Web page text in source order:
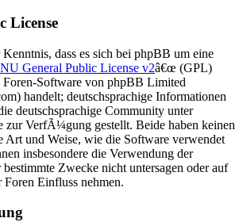
License
dass es sich bei phpBB um eine
General Public License v2â€œ (GPL)
Foren-Software von phpBB Limited
handelt; deutschsprachige Informationen
deutschsprachige Community unter
zur VerfÃ¼gung gestellt. Beide haben keinen
Art und Weise, wie die Software verwendet
insbesondere die Verwendung der
Zwecke nicht untersagen oder auf
Foren Einfluss nehmen.